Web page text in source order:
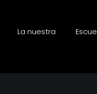
La nuestra